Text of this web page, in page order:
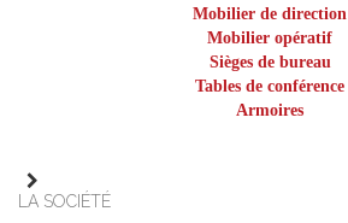
Mobilier de direction
Mobilier opératif
Sièges de bureau
Tables de conférence
Armoires
LA SOCIÉTÉ